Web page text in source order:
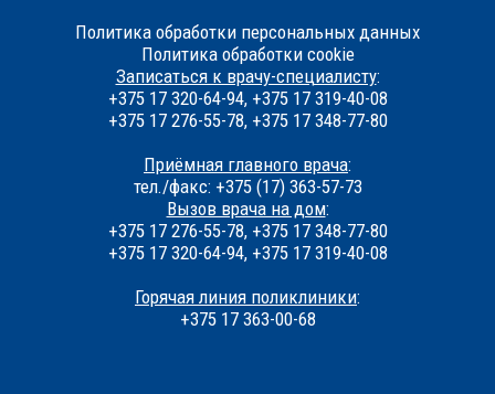
Политика обработки персональных данных
Политика обработки cookie
Записаться к врачу-специалисту:
+375 17 320-64-94, +375 17 319-40-08
+375 17 276-55-78, +375 17 348-77-80
Приёмная главного врача:
тел./факс: +375 (17) 363-57-73
Вызов врача на дом:
+375 17 276-55-78, +375 17 348-77-80
+375 17 320-64-94, +375 17 319-40-08
Горячая линия поликлиники:
+375 17 363-00-68